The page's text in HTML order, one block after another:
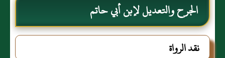
الجرح والتعديل لإبن أبي حاتم
نقد الرواة